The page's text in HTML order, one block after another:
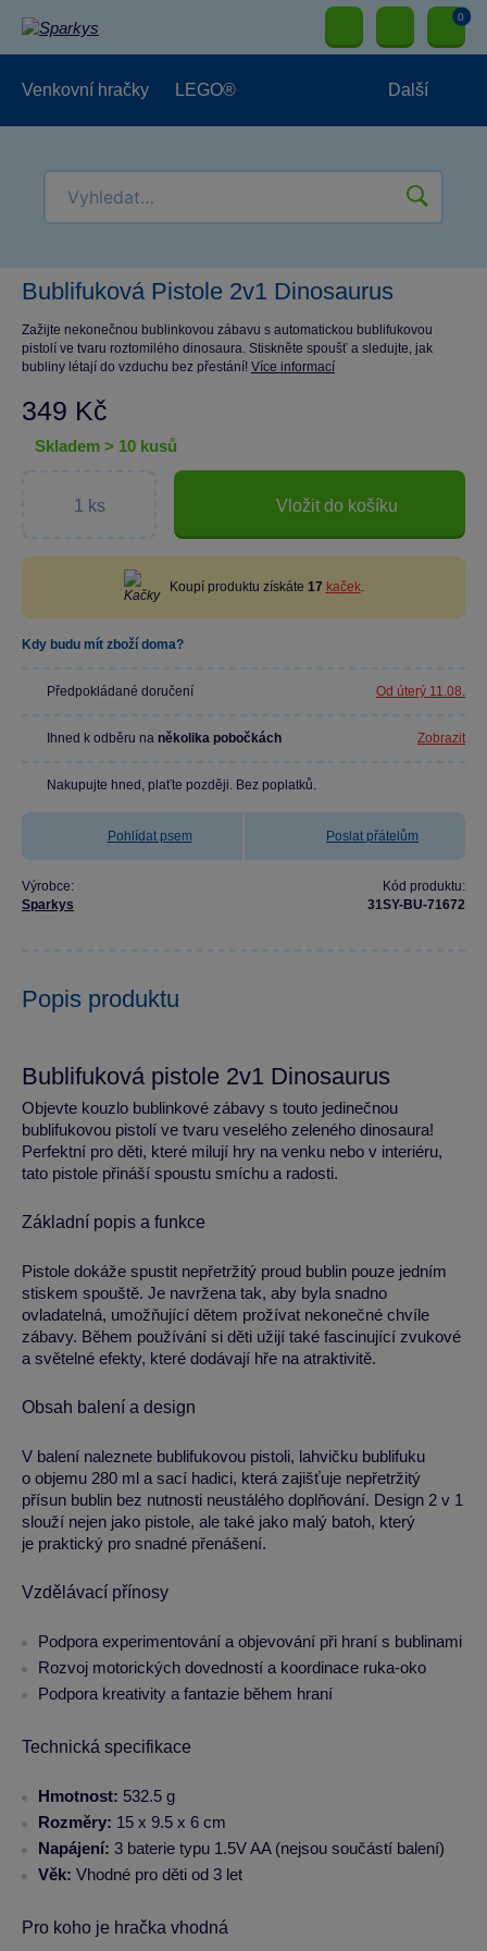
0
Venkovní hračky LEGO® Další
Bublifuková Pistole 2v1 Dinosaurus
Zažijte nekonečnou bublinkovou zábavu s automatickou bublifukovou
pistolí ve tvaru roztomilého dinosaura. Stiskněte spoušť a sledujte, jak
bubliny létají do vzduchu bez přestání! Více informací
349 Kč
skladem > 10 kusů
Vložit do košíku
Koupí produktu získáte 17 kaček.
Kdy budu mít zboží doma?
Předpokládané doručení Od úterý 11.08.
Ihned k odběru na několika pobočkách Zobrazit
Nakupujte hned, plaťte později. Bez poplatků.
Pohlídat psem Poslat přátelům
Výrobce:
Sparkys
Kód produktu:
31SY-BU-71672
Popis produktu
Bublifuková pistole 2v1 Dinosaurus
Objevte kouzlo bublinkové zábavy s touto jedinečnou
bublifukovou pistolí ve tvaru veselého zeleného dinosaura!
Perfektní pro děti, které milují hry na venku nebo v interiéru,
tato pistole přináší spoustu smíchu a radosti.
Základní popis a funkce
Pistole dokáže spustit nepřetržitý proud bublin pouze jedním
stiskem spouště. Je navržena tak, aby byla snadno
ovladatelná, umožňující dětem prožívat nekonečné chvíle
zábavy. Během používání si děti užijí také fascinující zvukové
a světelné efekty, které dodávají hře na atraktivitě.
Obsah balení a design
V balení naleznete bublifukovou pistoli, lahvičku bublifuku
o objemu 280 ml a sací hadici, která zajišťuje nepřetržitý
přísun bublin bez nutnosti neustálého doplňování. Design 2 v 1
slouží nejen jako pistole, ale také jako malý batoh, který
je praktický pro snadné přenášení.
Vzdělávací přínosy
Podpora experimentování a objevování při hraní s bublinami
Rozvoj motorických dovedností a koordinace ruka-oko
Podpora kreativity a fantazie během hraní
Technická specifikace
Hmotnost: 532.5 g
Rozměry: 15 x 9.5 x 6 cm
Napájení: 3 baterie typu 1.5V AA (nejsou součástí balení)
Věk: Vhodné pro děti od 3 let
Pro koho je hračka vhodná